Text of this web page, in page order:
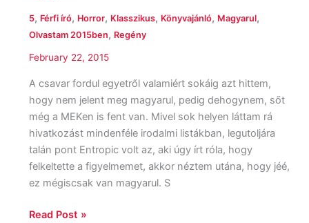
5, Férfi író, Horror, Klasszikus, Könyvajánló, Magyarul,
Olvastam 2015ben, Regény
February 22, 2015
A csavar fordul egyetről valamiért sokáig azt hittem,
hogy nem jelent meg magyarul, pedig dehogynem, sőt
még a MEKen is fent van. Mivel sok helyen láttam rá
hivatkozást mindenféle irodalmi listákban, legutoljára
talán pont Entropic volt az, aki úgy írt róla, hogy
felkeltette a figyelmemet, akkor néztem utána, hogy jéé,
ez mégiscsak van magyarul. S
Read Post »